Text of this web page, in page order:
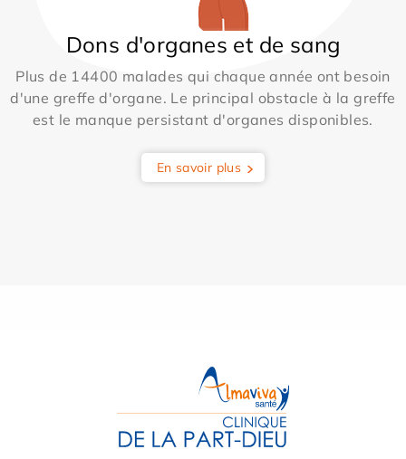
Dons d'organes et de sang
Plus de 14400 malades qui chaque année ont besoin
d'une greffe d'organe. Le principal obstacle à la greffe
est le manque persistant d'organes disponibles.
En savoir plus